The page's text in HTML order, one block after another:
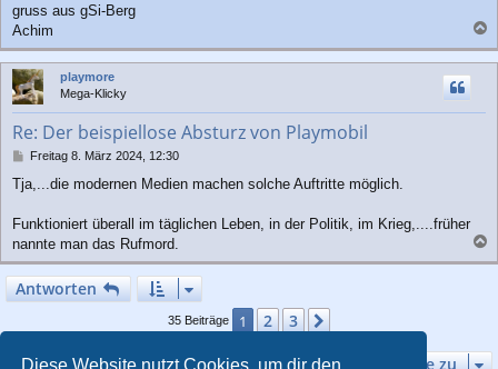
Diese Website nutzt Cookies, um dir den
gruss aus gSi-Berg
Achim
a
c
playmore
Mega-Klicky
Re: Der beispiellose Absturz von Playmobil
B
i
r
Freitag 8. März 2024, 12:30
Tja,...die modernen Medien machen solche Auftritte möglich.
Funktioniert überall im täglichen Leben, in der Politik, im Krieg,....früher
nannte man das Rufmord.
a
Antworten
35 Beiträge 1 2 3
Gehe zu